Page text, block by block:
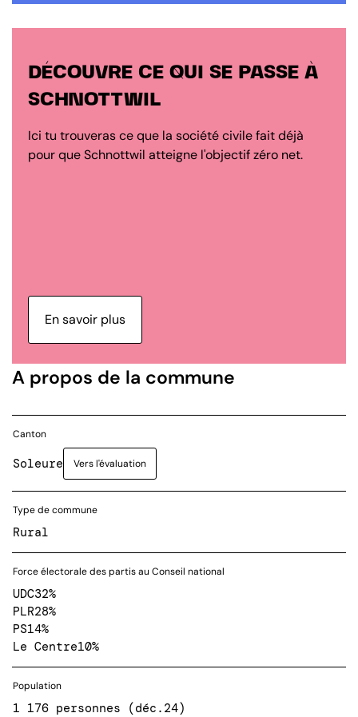
DÉCOUVRE CE QUI SE PASSE À
SCHNOTTWIL
Ici tu trouveras ce que la société civile fait déjà
pour que Schnottwil atteigne l'objectif zéro net.
En savoir plus
A propos de la commune
Canton
Soleure Vers l'évaluation
Type de commune
Rural
Force électorale des partis au Conseil national
UDC32%
PLR28%
PS14%
Le Centre10%
Population
1 176 personnes (déc.24)